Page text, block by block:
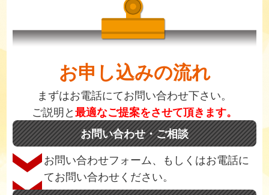
お申し込みの流れ
まずはお電話にてお問い合わせ下さい。
ご説明と最適なご提案をさせて頂きます。
お問い合わせ・ご相談
お問い合わせフォーム、もしくはお電話に
てお問い合わせください。